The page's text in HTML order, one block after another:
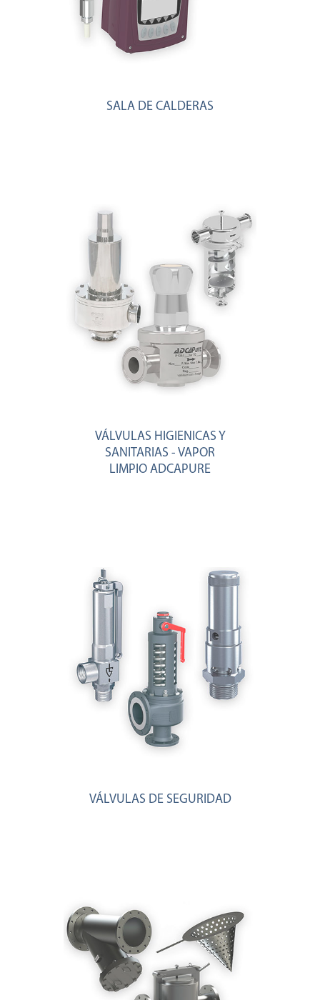
SALA DE CALDERAS
VÁLVULAS HIGIENICAS Y
SANITARIAS - VAPOR
LIMPIO ADCAPURE
VÁLVULAS DE SEGURIDAD